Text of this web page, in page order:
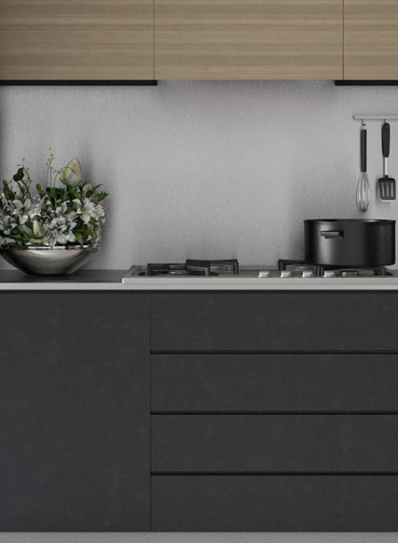
Tehnomedia
O nama
Naše prodavnice